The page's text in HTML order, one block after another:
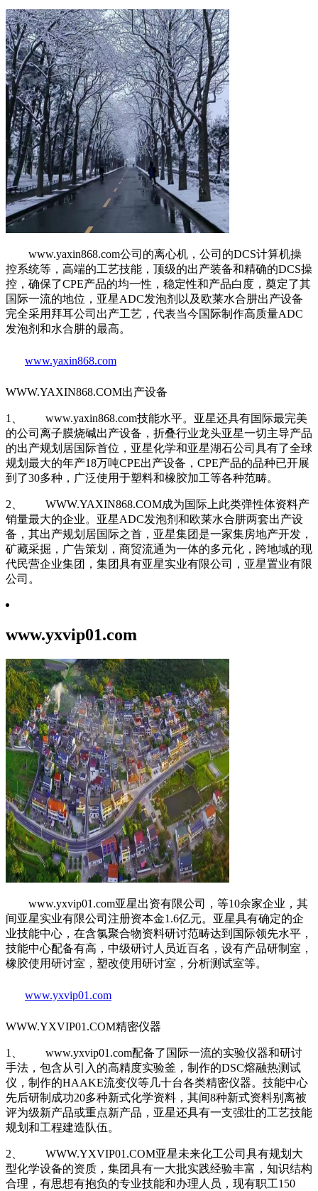
www.yaxin868.com公司的离心机，公司的DCS计算机操
控系统等，高端的工艺技能，顶级的出产装备和精确的DCS操
控，确保了CPE产品的均一性，稳定性和产品白度，奠定了其
国际一流的地位，亚星ADC发泡剂以及欧莱水合肼出产设备
完全采用拜耳公司出产工艺，代表当今国际制作高质量ADC
发泡剂和水合肼的最高。
www.yaxin868.com
WWW.YAXIN868.COM出产设备
1、 www.yaxin868.com技能水平。亚星还具有国际最完美
的公司离子膜烧碱出产设备，折叠行业龙头亚星一切主导产品
的出产规划居国际首位，亚星化学和亚星湖石公司具有了全球
规划最大的年产18万吨CPE出产设备，CPE产品的品种已开展
到了30多种，广泛使用于塑料和橡胶加工等各种范畴。
2、 WWW.YAXIN868.COM成为国际上此类弹性体资料产
销量最大的企业。亚星ADC发泡剂和欧莱水合肼两套出产设
备，其出产规划居国际之首，亚星集团是一家集房地产开发，
矿藏采掘，广告策划，商贸流通为一体的多元化，跨地域的现
代民营企业集团，集团具有亚星实业有限公司，亚星置业有限
公司。
www.yxvip01.com
www.yxvip01.com亚星出资有限公司，等10余家企业，其
间亚星实业有限公司注册资本金1.6亿元。亚星具有确定的企
业技能中心，在含氯聚合物资料研讨范畴达到国际领先水平，
技能中心配备有高，中级研讨人员近百名，设有产品研制室，
橡胶使用研讨室，塑改使用研讨室，分析测试室等。
www.yxvip01.com
WWW.YXVIP01.COM精密仪器
1、 www.yxvip01.com配备了国际一流的实验仪器和研讨
手法，包含从引入的高精度实验釜，制作的DSC熔融热测试
仪，制作的HAAKE流变仪等几十台各类精密仪器。技能中心
先后研制成功20多种新式化学资料，其间8种新式资料别离被
评为级新产品或重点新产品，亚星还具有一支强壮的工艺技能
规划和工程建造队伍。
2、 WWW.YXVIP01.COM亚星未来化工公司具有规划大
型化学设备的资质，集团具有一大批实践经验丰富，知识结构
合理，有思想有抱负的专业技能和办理人员，现有职工150